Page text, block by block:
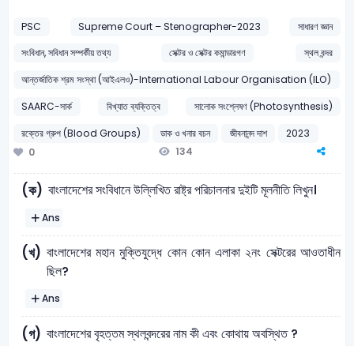
PSC Supreme Court – Stenographer-2023
সাধারণ জ্ঞান
সংবিধান, সবিধান সম্পর্কীয় তথ্য
সেক্টর ও সেক্টর কমান্ডারগণ
স্থল বন্দর
আন্তর্জাতিক শ্রম সংস্থা (আইএলও)-International Labour Organisation (ILO)
SAARC-সার্ক
বিখ্যাত ব্যক্তিত্ব
সালোক সংশ্লেষণ (Photosynthesis)
রক্তের গ্রুপ (Blood Groups)
ডাক ও খনার বচন জীবনানন্দ দাশ
2023
0
134
(ক) বাংলাদেশের সংবিধানে উল্লিখিত রাষ্ট্র পরিচালনার দুইটি মূলনীতি লিখুন।
Ans
(খ) বাংলাদেশের মহান মুক্তিযুদ্ধে কোন কোন এলাকা ২নং সেক্টরের আওতাধীন
ছিল?
Ans
(গ) বাংলাদেশের বৃহত্তম স্থলবন্দরের নাম কী এবং কোথায় অবস্থিত ?